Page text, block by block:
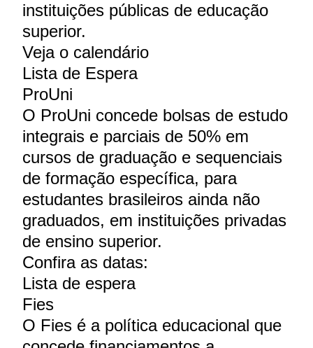
instituições públicas de educação
superior.
Veja o calendário
Lista de Espera
ProUni
O ProUni concede bolsas de estudo
integrais e parciais de 50% em
cursos de graduação e sequenciais
de formação específica, para
estudantes brasileiros ainda não
graduados, em instituições privadas
de ensino superior.
Confira as datas:
Lista de espera
Fies
O Fies é a política educacional que